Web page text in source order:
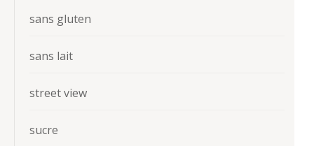
sans gluten
sans lait
street view
sucre